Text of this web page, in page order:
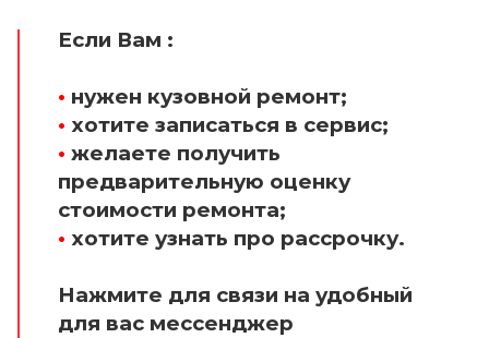
Если Вам :
• нужен кузовной ремонт;
• хотите записаться в сервис;
• желаете получить
предварительную оценку
стоимости ремонта;
• хотите узнать про рассрочку.
Нажмите для связи на удобный
для вас мессенджер